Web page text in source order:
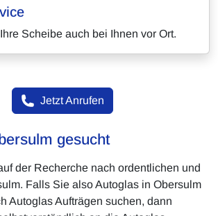
Scheibe auch bei Ihnen vor Ort.
Jetzt Anrufen
gesucht
der Recherche nach ordentlichen und
Falls Sie also Autoglas in Obersulm
Autoglas Aufträgen suchen, dann